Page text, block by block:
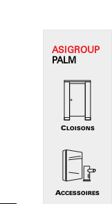
ASIGROUP
PALM
CLOISONS
ACCESSOIRES